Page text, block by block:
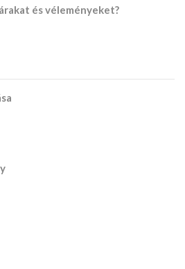
és véleményeket?